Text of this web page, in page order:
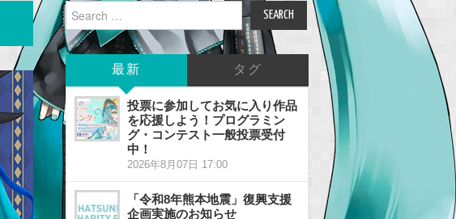
Search
for:
最新 タグ
投票に参加してお気に入り作品
を応援しよう！プログラミン
グ・コンテスト一般投票受付
中！
2026年8月07日 17:00
「令和8年熊本地震」復興支援
企画実施のお知らせ